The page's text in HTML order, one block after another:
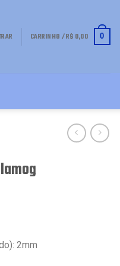
CARRINHO /R$ 0,00 0
2mm